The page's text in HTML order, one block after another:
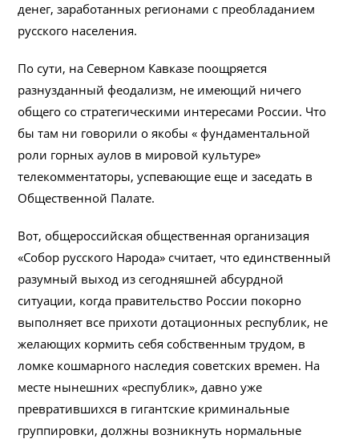
денег, заработанных регионами с преобладанием
русского населения.
По сути, на Северном Кавказе поощряется
разнузданный феодализм, не имеющий ничего
общего со стратегическими интересами России. Что
бы там ни говорили о якобы « фундаментальной
роли горных аулов в мировой культуре»
телекомментаторы, успевающие еще и заседать в
Общественной Палате.
Вот, общероссийская общественная организация
«Собор русского Народа» считает, что единственный
разумный выход из сегодняшней абсурдной
ситуации, когда правительство России покорно
выполняет все прихоти дотационных республик, не
желающих кормить себя собственным трудом, в
ломке кошмарного наследия советских времен. На
месте нынешних «республик», давно уже
превратившихся в гигантские криминальные
группировки, должны возникнуть нормальные